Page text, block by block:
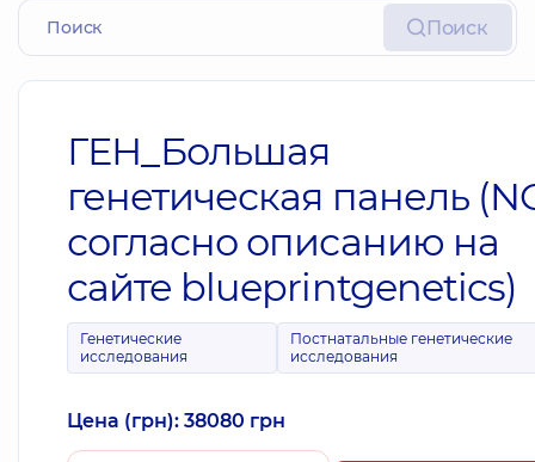
Поиск
ГЕН_Большая
генетическая панель
согласно описанию на
сайте blueprintgenetics)
Генетические
исследования
Постнатальные генетические
исследования
Цена (грн): 38080 грн